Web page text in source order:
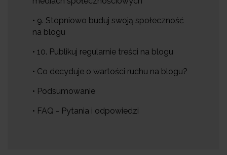
• 9. Stopniowo buduj swoją społeczność
na blogu
• 10. Publikuj regularnie treści na blogu
• Co decyduje o wartości ruchu na blogu?
• Podsumowanie
• FAQ - Pytania i odpowiedzi